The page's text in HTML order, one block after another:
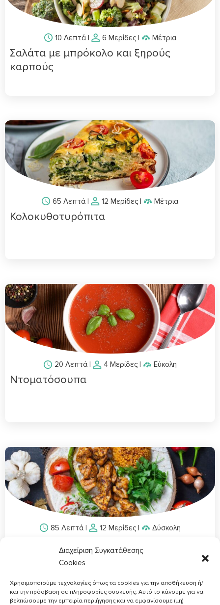
Διαχείριση Συγκατάθεσης
Cookies
Χρησιμοποιούμε τεχνολογίες όπως τα cookies για την αποθήκευση ή/
και την πρόσβαση σε πληροφορίες συσκευής. Αυτό το κάνουμε για να
βελτιώσουμε την εμπειρία περιήγησης και να εμφανίσουμε (μη)
10 Λεπτά| 6 Μερίδες| Μέτρια
Σαλάτα με μπρόκολο και ξηρούς
καρπούς
65 Λεπτά | 12 Μερίδες | Μέτρια
Κολοκυθοτυρόπιτα
20 Λεπτά| 4 Μερίδες| Εύκολη
Ντοματόσουπα
85 Λεπτά| 12 Μερίδες| Δύσκολη